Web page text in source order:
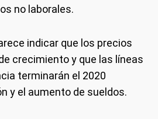
no laborales.
indicar que los precios
crecimiento y que las líneas
terminarán el 2020
y el aumento de sueldos.